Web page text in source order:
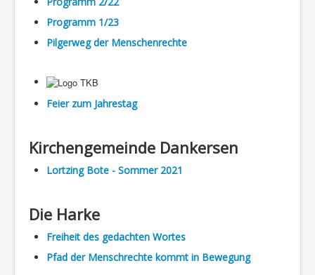
Programm 1/23
Pilgerweg der Menschenrechte
Feier zum Jahrestag
Kirchengemeinde Dankersen
Lortzing Bote - Sommer 2021
Die Harke
Freiheit des gedachten Wortes
Pfad der Menschrechte kommt in Bewegung